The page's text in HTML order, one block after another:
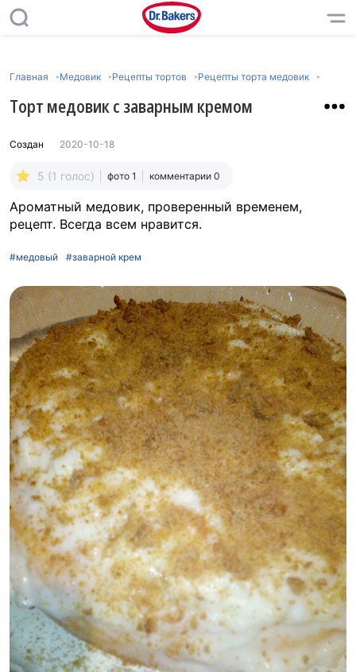
Главная Медовик Рецепты тортов Рецепты торта медовик
Торт медовик с заварным кремом
Создан 2020-10-18
5 (1 голос) фото 1 комментарии 0
Ароматный медовик, проверенный временем,
рецепт. Всегда всем нравится.
#медовый #заварной крем